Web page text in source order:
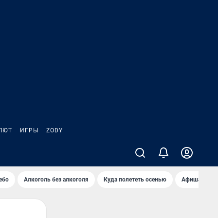
ИГРЫ ZODY
Алкоголь без алкоголя Куда полететь осенью Афиша на